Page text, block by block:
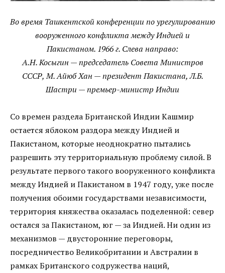
Во время Ташкентской конференции по урегулированию
вооруженного конфликта между Индией и
Пакистаном. 1966 г. Слева направо:
А.Н. Косыгин — председатель Совета Министров
СССР, М. Айюб Хан — президент Пакистана, Л.Б.
Шастри — премьер-министр Индии
Со времен раздела Британской Индии Кашмир
остается яблоком раздора между Индией и
Пакистаном, которые неоднократно пытались
разрешить эту территориальную проблему силой. В
результате первого такого вооруженного конфликта
между Индией и Пакистаном в 1947 году, уже после
получения обоими государствами независимости,
территория княжества оказалась поделенной: север
остался за Пакистаном, юг — за Индией. Ни один из
механизмов — двусторонние переговоры,
посредничество Великобритании и Австралии в
рамках Британского содружества наций,